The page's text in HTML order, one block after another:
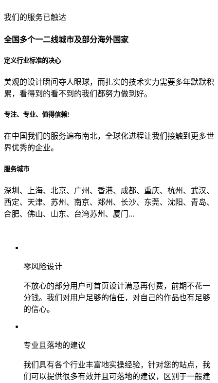
贵公司预算范围是？
贵公司的团队规模是？
目前主要的营销渠道是？
我们的服务已触达
全国多个一二线城市及部分海外国家
定义行业标准的决心
美观的设计瞬间夺人眼球，而扎实的技术实力需要多年默默积
累，看得到的看不到的我们都努力做到好。
专注、专业、值得信赖!
在中国我们的服务遍布南北，全球化进程让我们接触到更多世
界优秀的企业。
服务城市
深圳、上海、北京、广州、香港、成都、重庆、杭州、武汉、
西定、天津、苏州、南京、郑州、长沙、东莞、沈阳、青岛、
合肥、佛山、山东、台湾苏州、厦门...
零风险设计
不放心的部分用户可首页设计满意再付费，前期不花一
分钱。我们对用户足够的信任，对自己的作品也有足够
的信心。
专业且落地的建议
我们具有各个行业丰富地实操经验，针对您的站点，我
们可以提供很多有效并且可落地的建议，区别于一般建